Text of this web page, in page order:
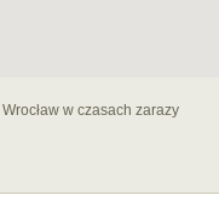
Wrocław w czasach zarazy